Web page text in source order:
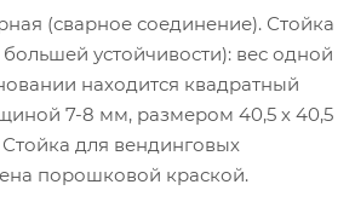
(сварное соединение). Стойка
устойчивости): вес одной
находится квадратный
7-8 мм, размером 40,5 х 40,5
для вендинговых
порошковой краской.